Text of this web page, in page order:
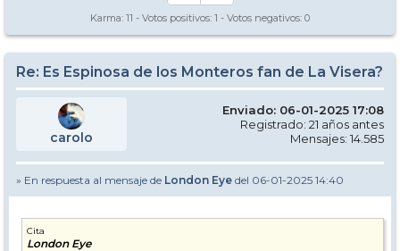
Karma: 11 - Votos positivos: 1 - Votos negativos: 0
Re: Es Espinosa de los Monteros fan de La Visera?
carolo
Enviado: 06-01-2025 17:08
Registrado: 21 años antes
Mensajes: 14.585
» En respuesta al mensaje de London Eye del 06-01-2025 14:40
Cita
London Eye